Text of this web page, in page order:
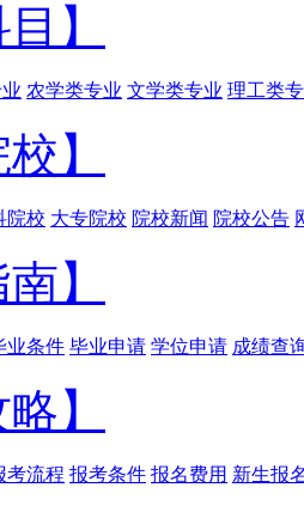
】
农学类专业 文学类专业 理工类
】
院校 大专院校 院校新闻 院校公告
】
业条件 毕业申请 学位申请 成绩查
】
考流程 报考条件 报名费用 新生报